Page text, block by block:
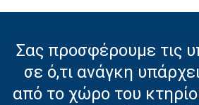
Σας προσφέρουμε τις
σε ό,τι ανάγκη
από το χώρο του